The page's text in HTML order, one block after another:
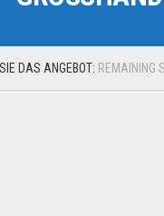
DAS ANGEBOT: REMAINING